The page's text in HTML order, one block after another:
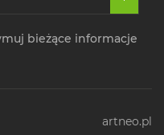
bieżące informacje
artneo.pl